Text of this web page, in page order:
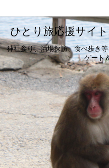
ひとり旅応援サイ
神社参り、酒場探訪、食べ歩き
ゲート